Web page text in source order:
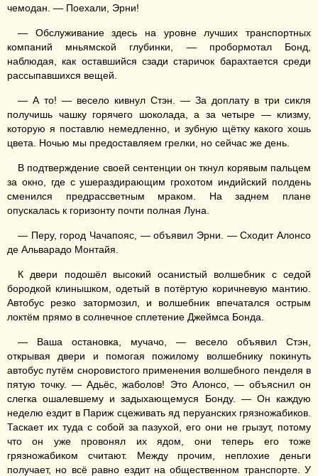
чемодан. — Поехали, Эрни!
— Обслуживание здесь на уровне лучших транспортных
компаний мньямской глубинки, — пробормотал Бонд,
наблюдая, как оставшийся сзади старичок барахтается среди
рассыпавшихся вещей.
— А то! — весело кивнул Стэн. — За доплату в три сикля
получишь чашку горячего шоколада, а за четыре — клизму,
которую я поставлю немедленно, и зубную щётку какого хошь
цвета. Ночью мы предоставляем грелки, но сейчас же день.
В подтверждение своей сентенции он ткнул корявым пальцем
за окно, где с ушераздирающим грохотом индийский полдень
сменился предрассветным мраком. На заднем плане
опускалась к горизонту почти полная Луна.
— Перу, город Чачапояс, — объявил Эрни. — Сходит Алонсо
де Альварадо Монтайя.
К двери подошёл высокий осанистый волшебник с седой
бородкой клинышком, одетый в потёртую коричневую мантию.
Автобус резко затормозил, и волшебник впечатался острым
локтём прямо в солнечное сплетение Джеймса Бонда.
— Ваша остановка, мучачо, — весело объявил Стэн,
открывая двери и помогая пожилому волшебнику покинуть
автобус путём сноровистого применения волшебного пенделя в
пятую точку. — Адьёс, жаболов! Это Алонсо, — объяснил он
слегка ошалевшему и задыхающемуся Бонду. — Он каждую
неделю ездит в Париж сцеживать яд перуанских грязножабиков.
Таскает их туда с собой за пазухой, его они не грызут, потому
что он уже провонял их ядом, они теперь его тоже
грязножабиком считают. Между прочим, неплохие деньги
получает, но всё равно ездит на общественном транспорте. У